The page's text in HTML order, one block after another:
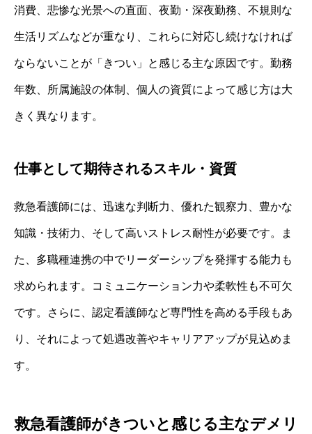
消費、悲惨な光景への直面、夜勤・深夜勤務、不規則な
生活リズムなどが重なり、これらに対応し続けなければ
ならないことが「きつい」と感じる主な原因です。勤務
年数、所属施設の体制、個人の資質によって感じ方は大
きく異なります。
仕事として期待されるスキル・資質
救急看護師には、迅速な判断力、優れた観察力、豊かな
知識・技術力、そして高いストレス耐性が必要です。ま
た、多職種連携の中でリーダーシップを発揮する能力も
求められます。コミュニケーション力や柔軟性も不可欠
です。さらに、認定看護師など専門性を高める手段もあ
り、それによって処遇改善やキャリアアップが見込めま
す。
救急看護師がきついと感じる主なデメリ